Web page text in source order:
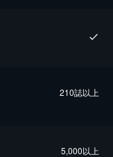
210誌以上
5,000以上